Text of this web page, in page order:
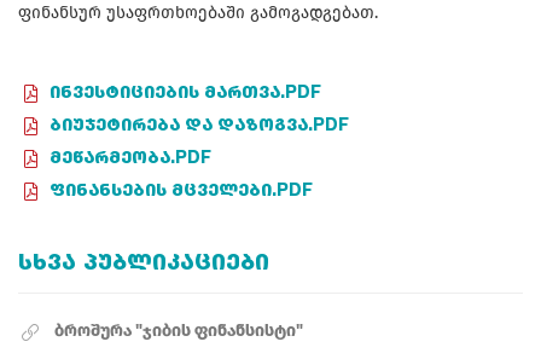
ფინანსურ უსაფრთხოებაში გამოგადგებათ.
ᲘᲜᲕᲔᲡᲢᲘᲪᲘᲔᲑᲘᲡ ᲛᲐᲠᲗᲕᲐ.PDF
ᲑᲘᲣᲯᲔᲢᲘᲠᲔᲑᲐ ᲓᲐ ᲓᲐᲖᲝᲒᲕᲐ.PDF
ᲛᲔᲬᲐᲠᲛᲔᲝᲑᲐ.PDF
ᲤᲘᲜᲐᲜᲡᲔᲑᲘᲡ ᲛᲪᲕᲔᲚᲔᲑᲘ.PDF
ᲡᲮᲕᲐ ᲞᲣᲑᲚᲘᲙᲐᲪᲘᲔᲑᲘ
ბროშურა "ჯიბის ფინანსისტი"